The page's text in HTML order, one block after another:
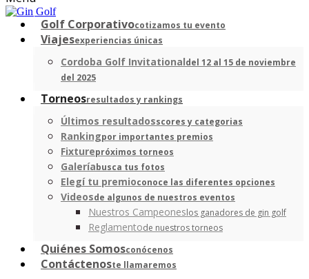
Golf Corporativocotizamos tu evento
Viajesexperiencias únicas
Cordoba Golf Invitationaldel 12 al 15 de noviembre
del 2025
Torneosresultados y rankings
Últimos resultadosscores y categorias
Rankingpor importantes premios
Fixturepróximos torneos
Galeríabusca tus fotos
Elegí tu premioconoce las diferentes opciones
Videosde algunos de nuestros eventos
Nuestros Campeoneslos ganadores de gin golf
Reglamentode nuestros torneos
Quiénes Somosconócenos
Contáctenoste llamaremos